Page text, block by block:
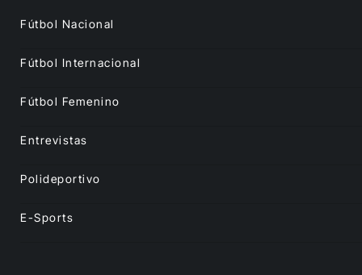
Fútbol Nacional
Fútbol Internacional
Fútbol Femenino
Entrevistas
Polideportivo
E-Sports